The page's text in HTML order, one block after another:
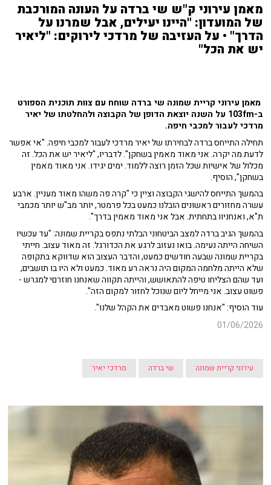
מאמן עירוני ק"ש שי ברדה על העונה המורכבת
של המועדון: "היינו יעילים, אבל שמרנו על
הדרך" • על העזיבה של מרדכי לירוקים: "ליאיר
יש את הכל"
מאמן עירוני קריית שמונה שי ברדה שוחח עם צוות תוכנית הספורט
ב-103fm על השנה יוצאת הדופן של הקבוצה ולהחלטתו של יאיר
מרדכי לעבור למכבי חיפה.
תחילה התייחס ברדה לבחירתו של יאיר מרדכי לעבור למכבי חיפה. "אי אפשר
לדעת מה יקרה. אני מאוד מאמין בשחקן". לדבריו, "ליאיר יש את הכל. זה
מכלול של אישיות שכל הזמן רוצה ללמוד. ימים יגידו. אני מאוד מאמין
בשחקן", הוסיף.
בהמשך התייחס להישגי הקבוצה וציין כי "קרה פה משהו מאוד מעניין. ארבע
עשרה מחזורים ראשונים הובלנו כמעט בכל פרמטר, יותר מב"ש יותר מכמבי
ת"א, ואנחניוו בתחתית. אבל אני מאוד מאמין בדרך".
בהמשך הגיב ברדה למצב הביטחוני הבלתי נתפס בקריית שמונה: "עד עכשיו
השיחה הייתה נעימה. בואו נעזוב לרגע את הכדורגל. זה מאוד עצוב. חייתי
בקריית שמונה שבעה חודשים כמעט, והדבר העצוב הוא שדווקא בתקופה
שלא הייתה מלחמה המקום היה נראה רע מאוד. כמעט ולא היו בו תושבים,
ועד שהם הצליחו טיפה להתאושש, והייתה תקווה שאנחנו חוזרםי למגרש -
פשוט עצוב. אני מייחל ליום שנוכל לחזור למקום הזה".
עוד הוסיף: "אנחנו פשוט מאבדים את הקהל שלנו".
01/06/2026
עירוני קריית שמונה שי ברדה מרדכי יאיר